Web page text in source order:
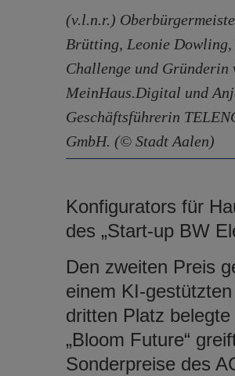
(v.l.n.r.)
Brütting, Leonie
Challenge und Gründerin
MeinHaus.Digital und
Geschäftsführerin
GmbH. (© Stadt Aalen)
Konfigurators für
des „Start-up BW
Den zweiten Preis
einem KI-
dritten Platz belegte
„Bloom Future“
Sonderpreise des